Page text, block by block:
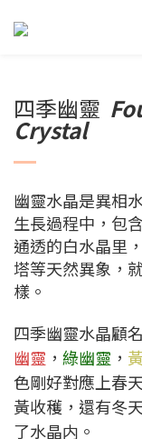
四季幽靈
Crystal
幽靈水晶是異相
生長過程中，包
通透的白水晶里
塔等天然異象，
樣。
四季幽靈水晶顧
幽靈 ， 綠幽靈 ，
色剛好對應上春
黃收穫，還有冬
了水晶内。